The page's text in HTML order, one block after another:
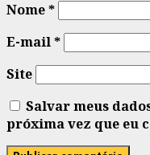
Nome*
E-mail*
Site
Salvar meus
próxima vez que eu